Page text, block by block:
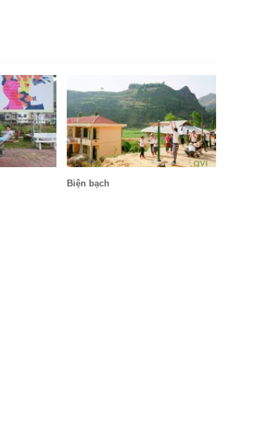
Biện bạch